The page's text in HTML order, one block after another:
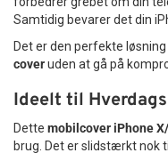
Samtidig bevarer det din
Det er den perfekte
coveruden at gå på
Ideelt til
Dette mobilcover iPhone
brug. Det er slidstærkt nok